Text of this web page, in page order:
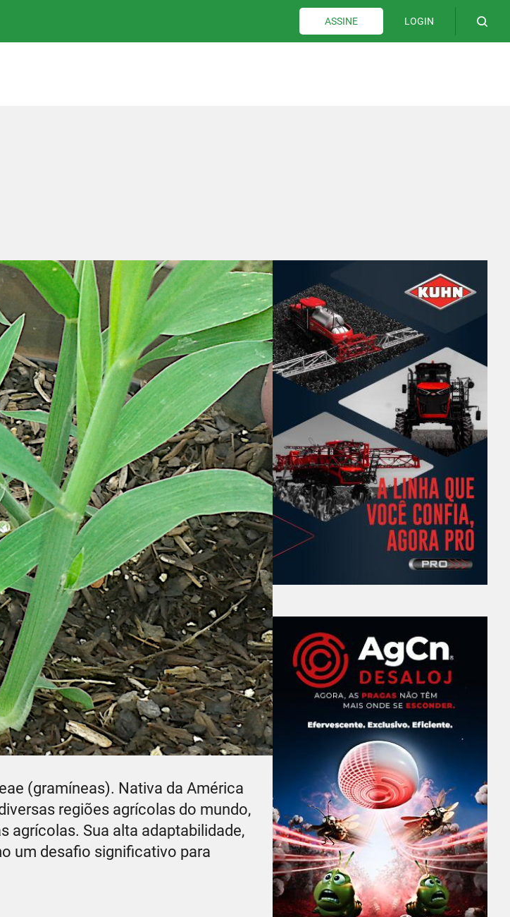
ASSINE LOGIN
(gramíneas). Nativa da América
regiões agrícolas do mundo,
agrícolas. Sua alta adaptabilidade,
um desafio significativo para